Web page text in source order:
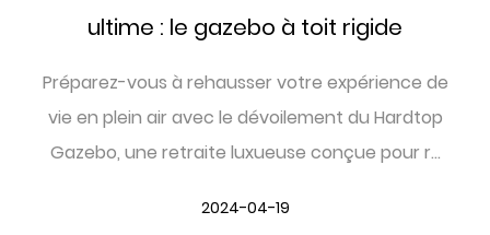
ultime : le gazebo à toit rigide
Préparez-vous à rehausser votre expérience de
vie en plein air avec le dévoilement du Hardtop
Gazebo, une retraite luxueuse conçue pour r...
2024-04-19